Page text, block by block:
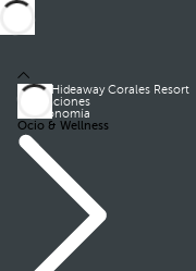
Royal Hideaway Corales Resort
Habitaciones
Gastronomía
Ocio & Wellness